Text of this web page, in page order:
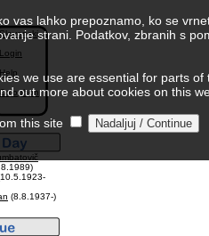
Slovenski
Login
Help
Colophon
(8.8.1937-)
vas lahko prepoznamo, ko se
strani. Podatkov, zbranih s
we use are essential for parts
out more about cookies on this
this site